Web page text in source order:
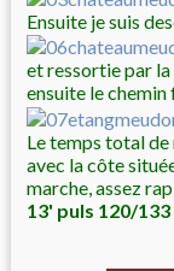
Ensuite je suis
et ressortie par
ensuite le
Le temps total
avec la côte
marche, assez
13' puls 120/133